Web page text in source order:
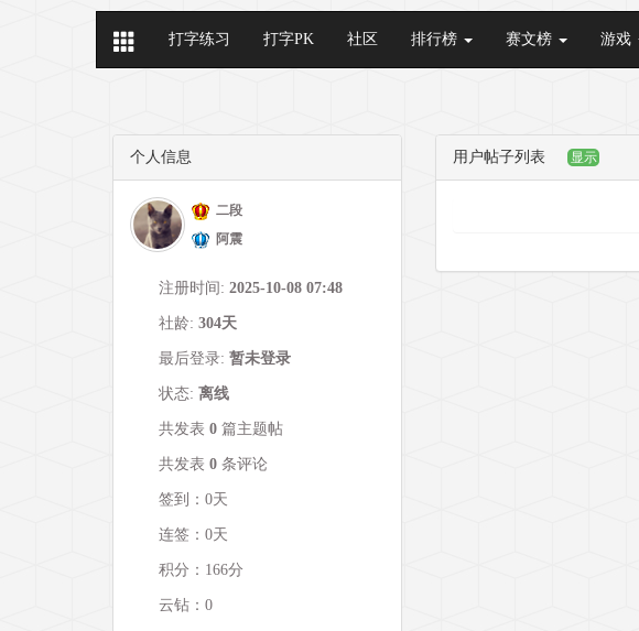
打字练习 打字PK 社区 排行榜 赛文榜 游戏
个人信息
二段
阿震
注册时间: 2025-10-08 07:48
社龄: 304天
最后登录: 暂未登录
状态: 离线
共发表 0 篇主题帖
共发表 0 条评论
签到：0天
连签：0天
积分：166分
云钻：0
用户帖子列表 显示